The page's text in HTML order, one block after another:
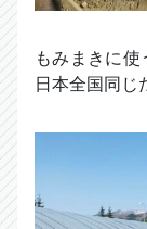
もみまきに
日本全国同じ